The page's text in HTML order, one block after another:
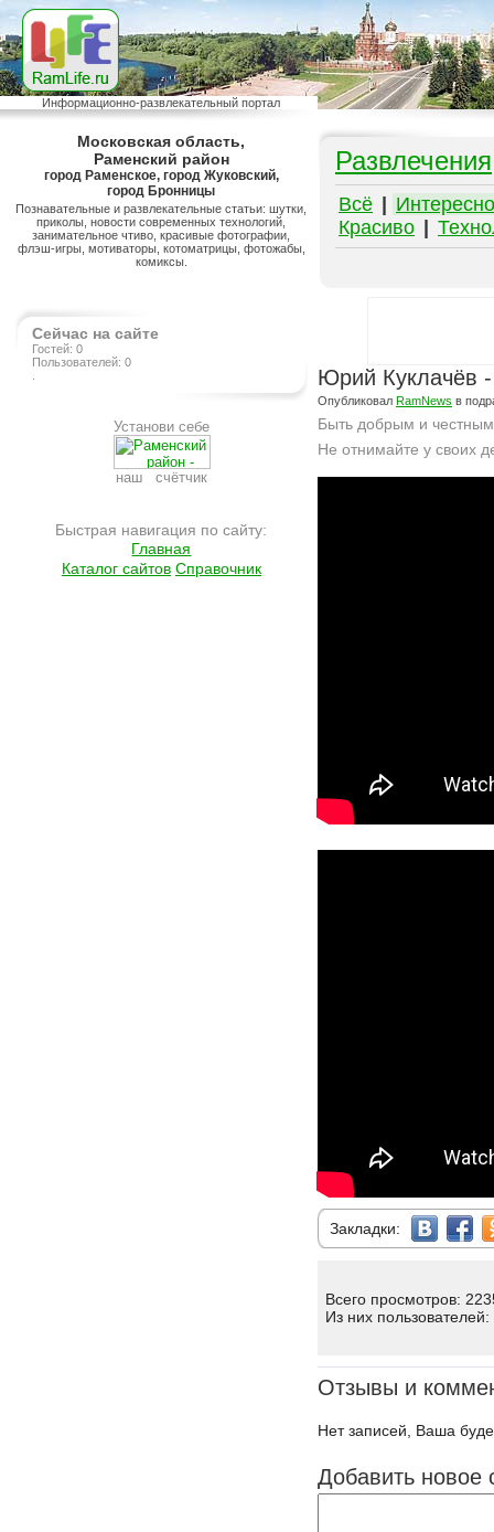
Информационно-развлекательный портал
Московская область,
Раменский район
город Раменское, город Жуковский,
город Бронницы
Познавательные и развлекательные статьи: шутки,
приколы, новости современных технологий,
занимательное чтиво, красивые фотографии,
флэш-игры, мотиваторы, котоматрицы, фотожабы,
комиксы.
Сейчас на сайте
Гостей: 0
Пользователей: 0
Установи себе
наш счётчик
Быстрая навигация по сайту:
Главная
Каталог сайтов Справочник
Развлечения
Всё
Интересно
Красиво
Юрий Куклачёв
Опубликовал RamNews в
Быть добрым и
Не отнимайте у своих
Закладки:
Всего просмотров:
Из них пользователей:
Отзывы и
Нет записей, Ваша
Добавить новое